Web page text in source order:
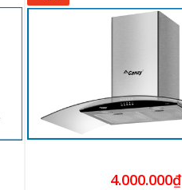
4.000.000₫